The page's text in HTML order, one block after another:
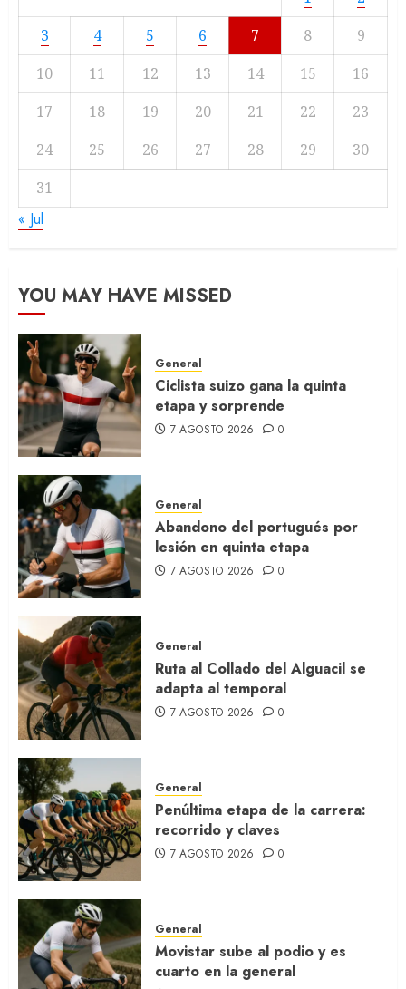
3
4 5 6 7 8
9
10
11 12 13 14 15
16
17
18 19 20 21 22
23
24
25 26 27 28 29
30
31
« Jul
YOU MAY HAVE MISSED
General
Ciclista suizo gana la quinta
etapa y sorprende
7 AGOSTO 2026 0
General
Abandono del portugués por
lesión en quinta etapa
7 AGOSTO 2026 0
General
Ruta al Collado del Alguacil se
adapta al temporal
7 AGOSTO 2026 0
General
Penúltima etapa de la carrera:
recorrido y claves
7 AGOSTO 2026 0
General
Movistar sube al podio y es
cuarto en la general